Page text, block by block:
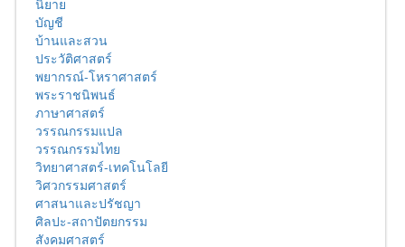
นิยาย
บัญชี
บ้านและสวน
ประวัติศาสตร์
พยากรณ์-โหราศาสตร์
พระราชนิพนธ์
ภาษาศาสตร์
วรรณกรรมแปล
วรรณกรรมไทย
วิทยาศาสตร์-เทคโนโลยี
วิศวกรรมศาสตร์
ศาสนาและปรัชญา
ศิลปะ-สถาปัตยกรรม
สังคมศาสตร์